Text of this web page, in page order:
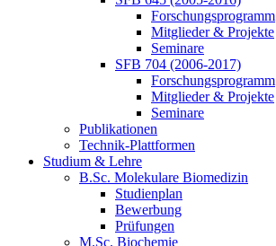
Forschungsprogramm
Mitglieder & Projekte
Seminare
SFB 704 (2006-2017)
Forschungsprogramm
Mitglieder & Projekte
Seminare
Publikationen
Technik-Plattformen
Studium & Lehre
B.Sc. Molekulare Biomedizin
Studienplan
Bewerbung
Prüfungen
M.Sc. Biochemie